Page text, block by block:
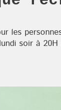
les
soir à